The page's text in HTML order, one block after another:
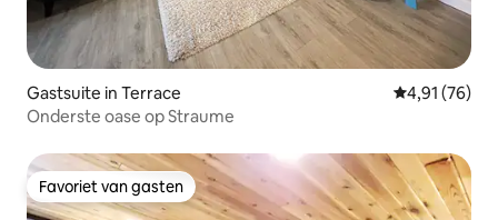
Gastsuite in Terrace Gemiddelde
4,91 (76)
Onderste oase op Straume
Favoriet van gasten
Favoriet van gasten